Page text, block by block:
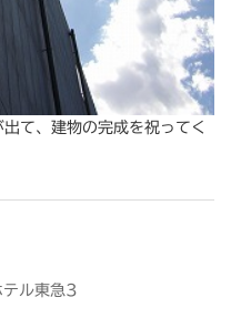
て、建物の完成を祝ってく
テル東急3